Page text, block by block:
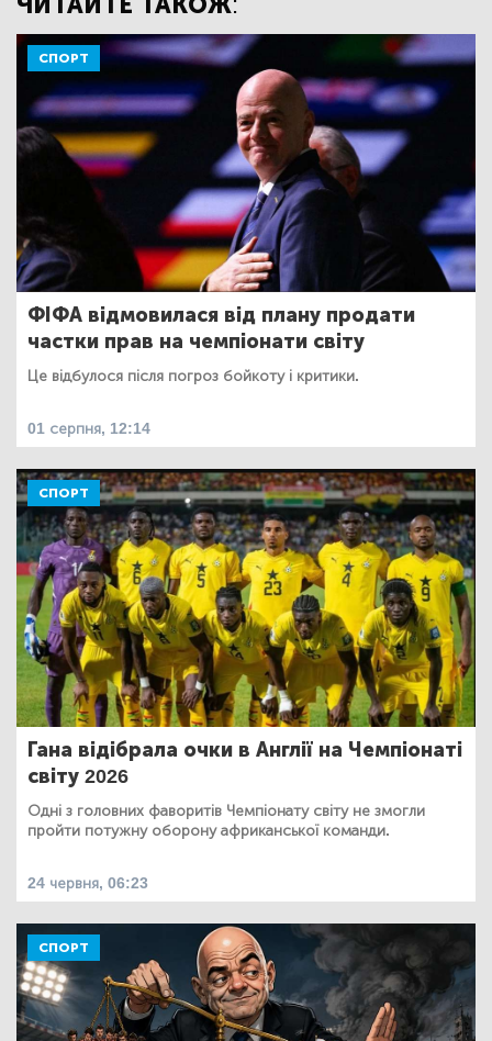
СПОРТ
ФІФА відмовилася від плану продати
частки прав на чемпіонати світу
Це відбулося після погроз бойкоту і критики.
01 серпня, 12:14
СПОРТ
Гана відібрала очки в Англії на Чемпіонаті
світу 2026
Одні з головних фаворитів Чемпіонату світу не змогли
пройти потужну оборону африканської команди.
24 червня, 06:23
СПОРТ